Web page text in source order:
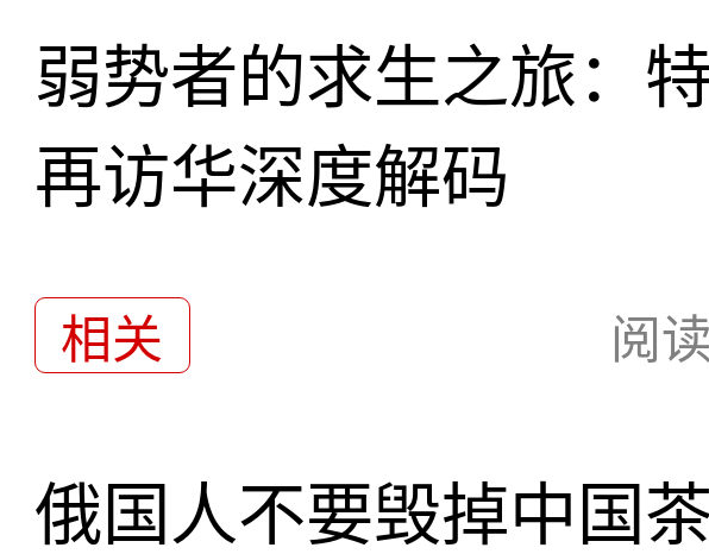
弱势者的求生之旅：
再访华深度解码
相关 阅读
俄国人不要毁掉中国